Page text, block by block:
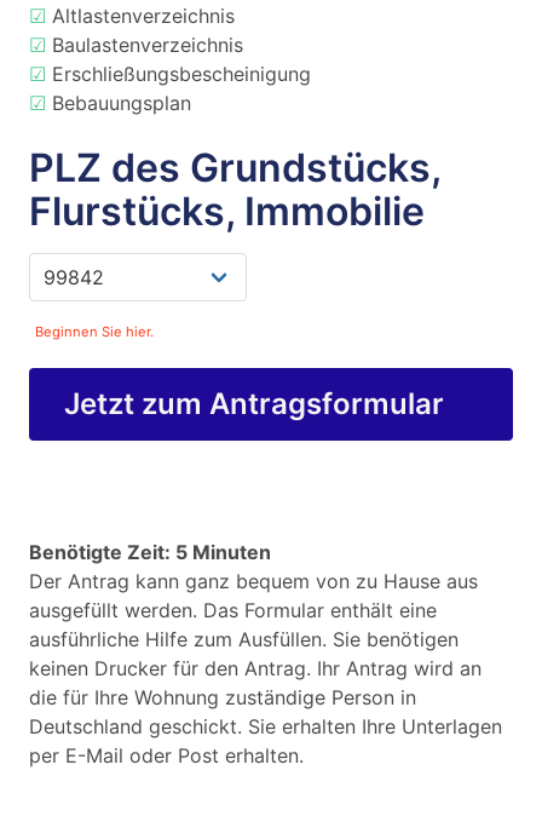
☑ Altlastenverzeichnis
☑ Baulastenverzeichnis
☑ Erschließungsbescheinigung
☑ Bebauungsplan
PLZ des Grundstücks,
Flurstücks, Immobilie
Beginnen Sie hier.
Jetzt zum Antragsformular
Benötigte Zeit: 5 Minuten
Der Antrag kann ganz bequem von zu Hause aus
ausgefüllt werden. Das Formular enthält eine
ausführliche Hilfe zum Ausfüllen. Sie benötigen
keinen Drucker für den Antrag. Ihr Antrag wird an
die für Ihre Wohnung zuständige Person in
Deutschland geschickt. Sie erhalten Ihre Unterlagen
per E-Mail oder Post erhalten.